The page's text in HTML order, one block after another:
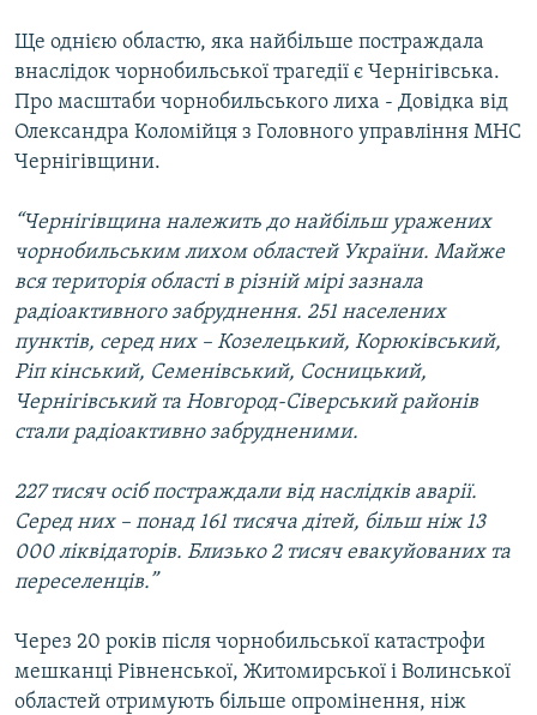
Ще однією областю, яка найбільше постраждала
внаслідок чорнобильської трагедії є Чернігівська.
Про масштаби чорнобильського лиха - Довідка від
Олександра Коломійця з Головного управління МНС
Чернігівщини.
“Чернігівщина належить до найбільш уражених
чорнобильським лихом областей України. Майже
вся територія області в різній мірі зазнала
радіоактивного забруднення. 251 населених
пунктів, серед них – Козелецький, Корюківський,
Ріп кінський, Семенівський, Сосницький,
Чернігівський та Новгород-Сіверський районів
стали радіоактивно забрудненими.
227 тисяч осіб постраждали від наслідків аварії.
Серед них – понад 161 тисяча дітей, більш ніж 13
000 ліквідаторів. Близько 2 тисяч евакуйованих та
переселенців.”
Через 20 років після чорнобильської катастрофи
мешканці Рівненської, Житомирської і Волинської
областей отримують більше опромінення, ніж